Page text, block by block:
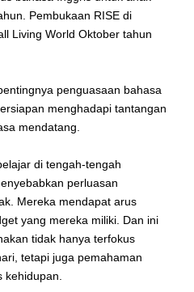
Pembukaan RISE di
Living World Oktober tahun
penguasaan bahasa
menghadapi tantangan
mendatang.
di tengah-tengah
perluasan
Mereka mendapat arus
yang mereka miliki. Dan ini
tidak hanya terfokus
tetapi juga pemahaman
kehidupan.